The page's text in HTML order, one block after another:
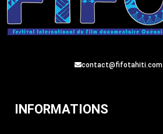
contact@fifotahiti.com
INFORMATIONS